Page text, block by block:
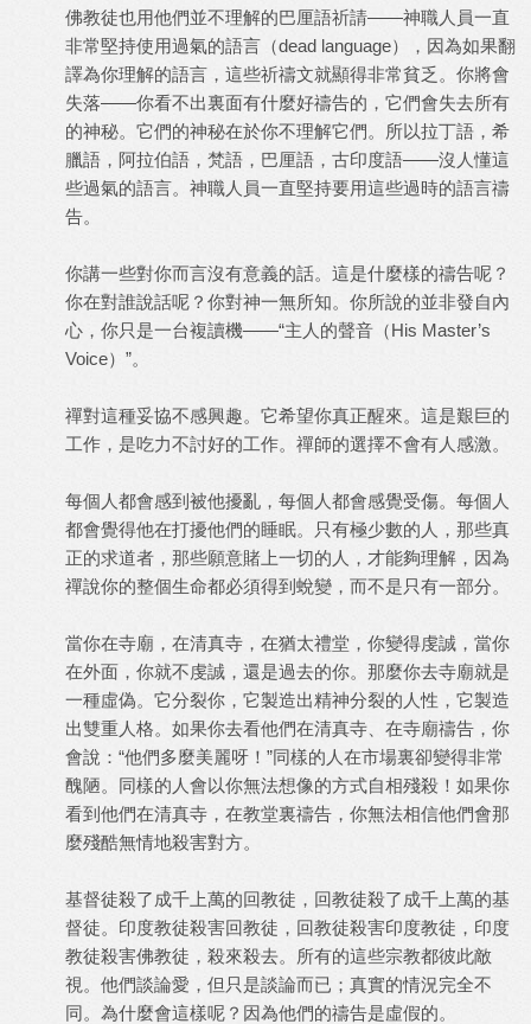
佛教徒也用他們並不理解的巴厘語祈請——神職人員一直
非常堅持使用過氣的語言（dead language），因為如果翻
譯為你理解的語言，這些祈禱文就顯得非常貧乏。你將會
失落——你看不出裏面有什麼好禱告的，它們會失去所有
的神秘。它們的神秘在於你不理解它們。所以拉丁語，希
臘語，阿拉伯語，梵語，巴厘語，古印度語——沒人懂這
些過氣的語言。神職人員一直堅持要用這些過時的語言禱
告。
你講一些對你而言沒有意義的話。這是什麼樣的禱告呢？
你在對誰說話呢？你對神一無所知。你所說的並非發自內
心，你只是一台複讀機——“主人的聲音（His Master’s
Voice）”。
禪對這種妥協不感興趣。它希望你真正醒來。這是艱巨的
工作，是吃力不討好的工作。禪師的選擇不會有人感激。
每個人都會感到被他擾亂，每個人都會感覺受傷。每個人
都會覺得他在打擾他們的睡眠。只有極少數的人，那些真
正的求道者，那些願意賭上一切的人，才能夠理解，因為
禪說你的整個生命都必須得到蛻變，而不是只有一部分。
當你在寺廟，在清真寺，在猶太禮堂，你變得虔誠，當你
在外面，你就不虔誠，還是過去的你。那麼你去寺廟就是
一種虛偽。它分裂你，它製造出精神分裂的人性，它製造
出雙重人格。如果你去看他們在清真寺、在寺廟禱告，你
會說：“他們多麼美麗呀！”同樣的人在市場裏卻變得非常
醜陋。同樣的人會以你無法想像的方式自相殘殺！如果你
看到他們在清真寺，在教堂裏禱告，你無法相信他們會那
麼殘酷無情地殺害對方。
基督徒殺了成千上萬的回教徒，回教徒殺了成千上萬的基
督徒。印度教徒殺害回教徒，回教徒殺害印度教徒，印度
教徒殺害佛教徒，殺來殺去。所有的這些宗教都彼此敵
視。他們談論愛，但只是談論而已；真實的情況完全不
同。為什麼會這樣呢？因為他們的禱告是虛假的。